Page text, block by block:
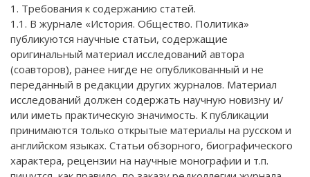
1. Требования к содержанию статей.
1.1. В журнале «История. Общество. Политика»
публикуются научные статьи, содержащие
оригинальный материал исследований автора
(соавторов), ранее нигде не опубликованный и не
переданный в редакции других журналов. Материал
исследований должен содержать научную новизну и/
или иметь практическую значимость. К публикации
принимаются только открытые материалы на русском и
английском языках. Статьи обзорного, биографического
характера, рецензии на научные монографии и т.п.